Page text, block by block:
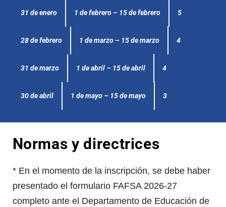
31 de enero 1 de febrero – 15 de febrero 5
28 de febrero 1 de marzo – 15 de marzo 4
31 de marzo 1 de abril – 15 de abril 4
30 de abril 1 de mayo – 15 de mayo 3
Normas y directrices
* En el momento de la inscripción, se debe haber
presentado el formulario FAFSA 2026-27
completo ante el Departamento de Educación de